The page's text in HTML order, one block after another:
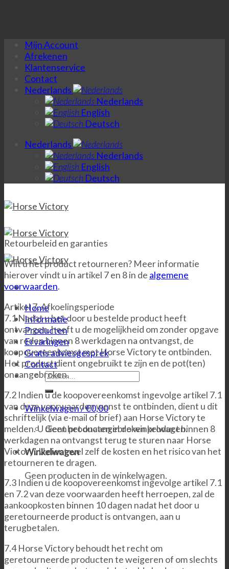
content
Mijn Account
Afrekenen
Klantenservice
Contact
Nederlands
Nederlands
English
Deutsch
Nederlands
Nederlands
English
Deutsch
Home
Informatie
Producten
Ervaringen
Gratis adviesgesprek
Contact
Zoeken
Winkelwagen /€0,00
Geen producten in de winkelwagen.
Winkelwagen
Geen producten in de winkelwagen.
Retourbeleid en garanties
Wilt u het product retourneren? Meer informatie
hierover vindt u in artikel 7 en 8 in de algemene
voorwaarden.
Artikel 7. Afkoelingsperiode
7.1 Nadat u het door u bestelde product heeft
ontvangen, heeft u de mogelijkheid om zonder opgave
van reden binnen 8 werkdagen na ontvangst, de
koopovereenkomst met Horse Victory te ontbinden.
Het product dient ongebruikt te zijn en de pot(ten)
onaangebroken.
7.2 Indien u de koopovereenkomst ingevolge artikel 7.1
van deze voorwaarden wenst te ontbinden, dient u dit
schriftelijk (via e-mail of brief) aan Horse Victory te
melden. U dient het onaangebroken product binnen 8
werkdagen na ontvangst terug te sturen naar Horse
Victory . U dient wel zelf de kosten en het risico van het
retourneren te dragen.
7.3 Indien u de koopovereenkomst ingevolge artikel 7.1
en 7.2 van deze voorwaarden heeft herroepen, zal de
aankoopkosten binnen 10 dagen nadat het door u
geretourneerde product is ontvangen, aan u
terugbetalen.
7.4 Horse Victory behoudt het recht om
geretourneerde producten te weigeren of om slechts